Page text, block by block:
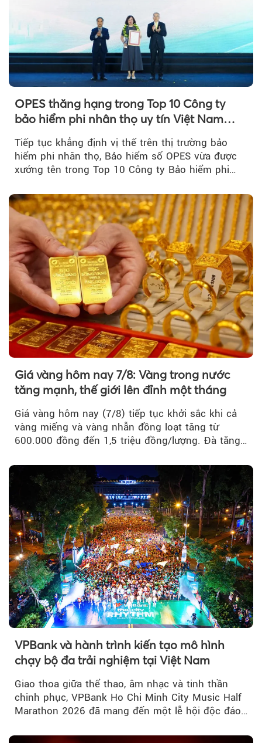
OPES thăng hạng trong Top 10 Công ty
bảo hiểm phi nhân thọ uy tín Việt Nam
Tiếp tục khẳng định vị thế trên thị trường bảo
hiểm phi nhân thọ, Bảo hiểm số OPES vừa được
xướng tên trong Top 10 Công ty Bảo hiểm phi
Giá vàng hôm nay 7/8: Vàng trong nước
tăng mạnh, thế giới lên đỉnh một tháng
Giá vàng hôm nay (7/8) tiếp tục khởi sắc khi cả
vàng miếng và vàng nhẫn đồng loạt tăng từ
600.000 đồng đến 1,5 triệu đồng/lượng. Đà tăng
vàng thế giới bứt phá lên mức cao nhất trong
một tháng.
VPBank và hành trình kiến tạo mô hình
chạy bộ đa trải nghiệm tại Việt Nam
Giao thoa giữa thể thao, âm nhạc và tinh thần
chinh phục, VPBank Ho Chi Minh City Music Half
Marathon 2026 đã mang đến một lễ hội độc đáo